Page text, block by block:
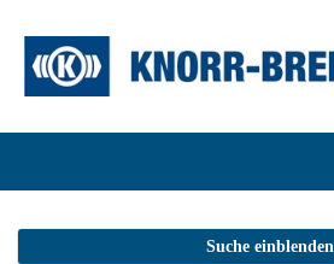
Suche einblenden